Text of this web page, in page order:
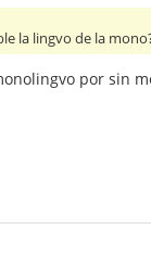
la lingvo de la
por sin